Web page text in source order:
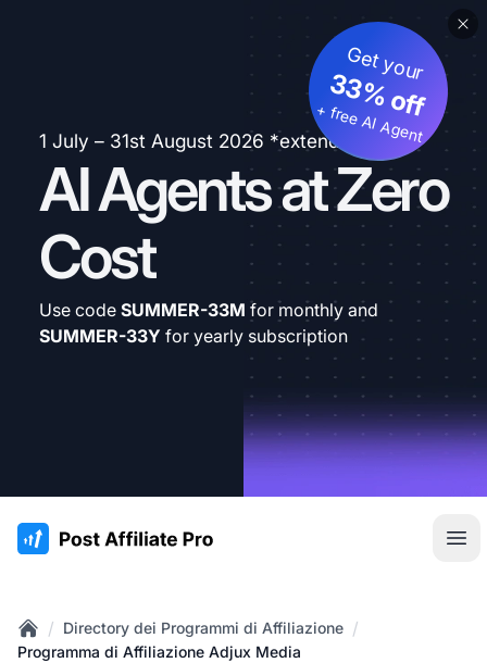
1 July – 31st August 2026 *extended
AI Agents at Zero
Cost
Get your
33% off
+ free AI Agent
Use code SUMMER-33M for monthly and
SUMMER-33Y for yearly subscription
:site.title
Home
/ Directory dei Programmi di Affiliazione /
Programma di Affiliazione Adjux Media